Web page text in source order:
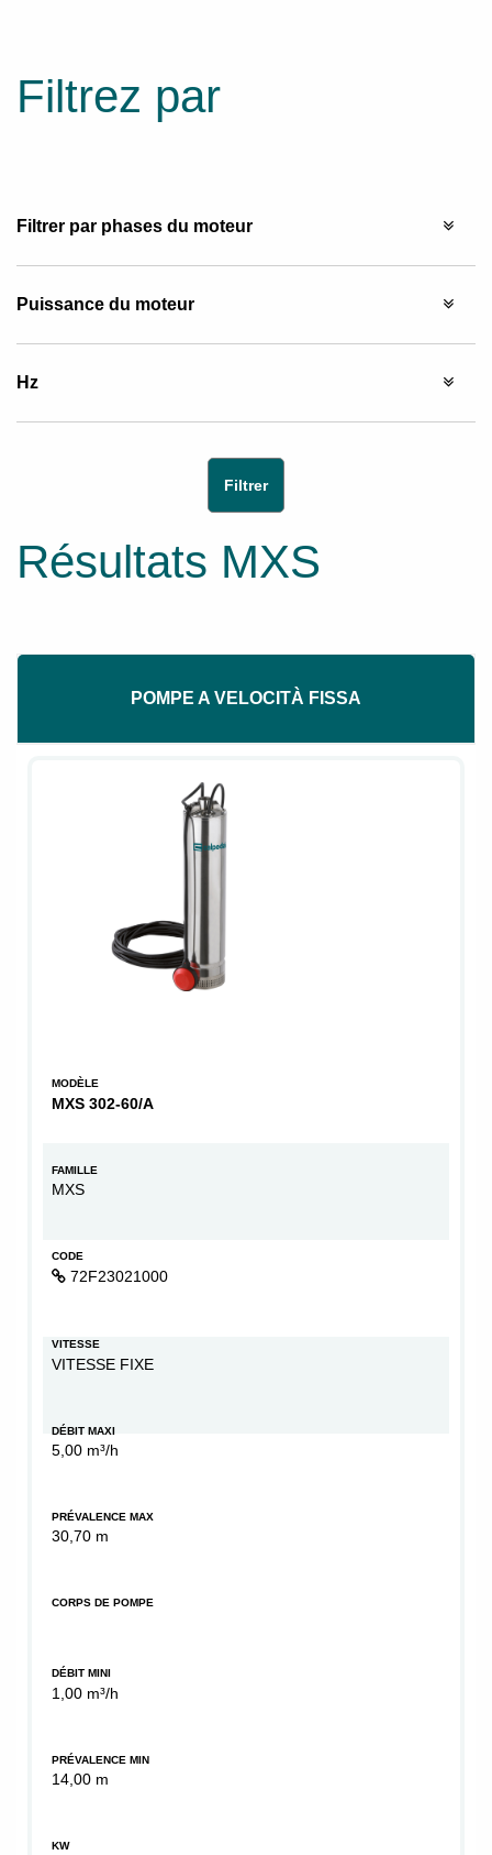
Filtrez par
Filtrer par phases du moteur
Puissance du moteur
Hz
Résultats MXS
POMPE A VELOCITÀ FISSA
MODÈLE
MXS 302-60/A
FAMILLE
MXS
CODE
72F23021000
VITESSE
VITESSE FIXE
DÉBIT MAXI
5,00 m³/h
PRÉVALENCE MAX
30,70 m
CORPS DE POMPE
DÉBIT MINI
1,00 m³/h
PRÉVALENCE MIN
14,00 m
KW